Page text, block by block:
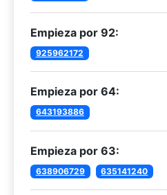
Empieza por 92:
925962172
Empieza por 64:
643193886
Empieza por 63:
638906729 635141240